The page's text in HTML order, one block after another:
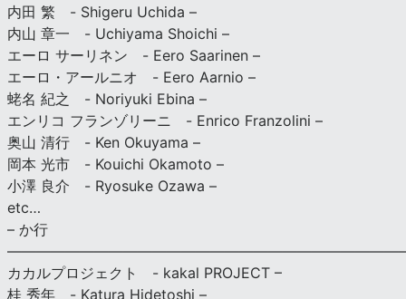
内田 繁 - Shigeru Uchida –
内山 章一 - Uchiyama Shoichi –
エーロ サーリネン - Eero Saarinen –
エーロ・アールニオ - Eero Aarnio –
蛯名 紀之 - Noriyuki Ebina –
エンリコ フランゾリーニ - Enrico Franzolini –
奥山 清行 - Ken Okuyama –
岡本 光市 - Kouichi Okamoto –
小澤 良介 - Ryosuke Ozawa –
etc…
– か行
カカルプロジェクト - kakal PROJECT –
桂 秀年 - Katura Hidetoshi –